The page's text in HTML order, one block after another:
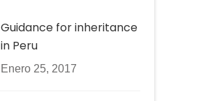
Guidance for inheritance
in Peru
Enero 25, 2017